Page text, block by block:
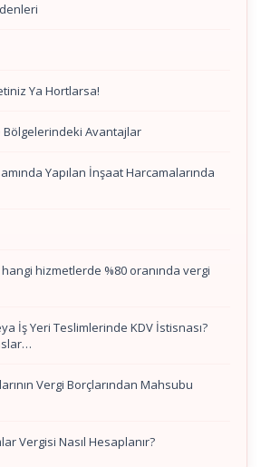
Ya Hortlarsa!
Bölgelerindeki Avantajlar
Yapılan İnşaat Harcamalarında
hizmetlerde %80 oranında vergi
İş Yeri Teslimlerinde KDV İstisnası?
Vergi Borçlarından Mahsubu
Vergisi Nasıl Hesaplanır?